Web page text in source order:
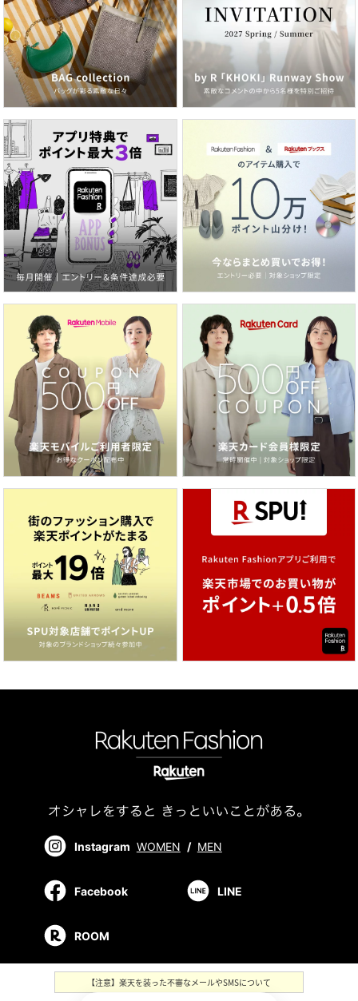
Instagram WOMEN / MEN
Facebook LINE
ROOM
【注意】楽天を装った不審なメールやSMSについて